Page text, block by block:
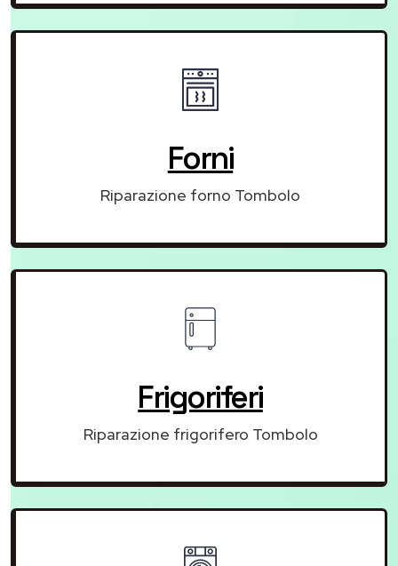
Forni
Riparazione forno Tombolo
Frigoriferi
Riparazione frigorifero Tombolo